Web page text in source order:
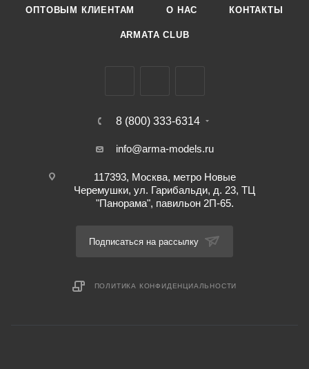
ОПТОВЫМ КЛИЕНТАМ О НАС КОНТАКТЫ
ARMATA CLUB
8 (800) 333-6314
info@arma-models.ru
117393, Москва, метро Новые
Черемушки, ул. Гарибальди, д. 23, ТЦ
"Панорама", павильон 2П-65.
Подписаться на рассылку
ПОЛИТИКА КОНФИДЕНЦИАЛЬНОСТИ